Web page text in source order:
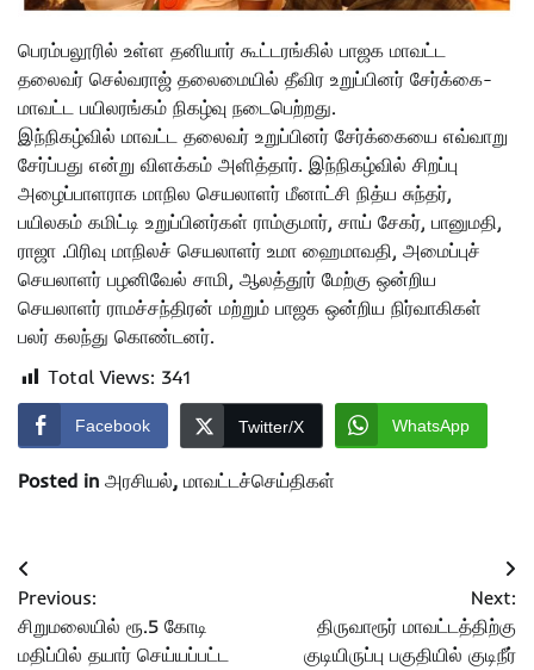
பெரம்பலூரில் உள்ள தனியார் கூட்டரங்கில் பாஜக மாவட்ட
தலைவர் செல்வராஜ் தலைமையில் தீவிர உறுப்பினர் சேர்க்கை-
மாவட்ட பயிலரங்கம் நிகழ்வு நடைபெற்றது.
இந்நிகழ்வில் மாவட்ட தலைவர் உறுப்பினர் சேர்க்கையை எவ்வாறு
சேர்ப்பது என்று விளக்கம் அளித்தார். இந்நிகழ்வில் சிறப்பு
அழைப்பாளராக மாநில செயலாளர் மீனாட்சி நித்ய சுந்தர்,
பயிலகம் கமிட்டி உறுப்பினர்கள் ராம்குமார், சாய் சேகர், பானுமதி,
ராஜா .பிரிவு மாநிலச் செயலாளர் உமா ஹைமாவதி, அமைப்புச்
செயலாளர் பழனிவேல் சாமி, ஆலத்தூர் மேற்கு ஒன்றிய
செயலாளர் ராமச்சந்திரன் மற்றும் பாஜக ஒன்றிய நிர்வாகிகள்
பலர் கலந்து கொண்டனர்.
Total Views: 341
Facebook Twitter/X WhatsApp
Posted in அரசியல், மாவட்டச்செய்திகள்
Post
navigation
Previous:
சிறுமலையில் ரூ.5 கோடி
மதிப்பில் தயார் செய்யப்பட்ட
Next:
திருவாரூர் மாவட்டத்திற்கு
குடியிருப்பு பகுதியில் குடிநீர்